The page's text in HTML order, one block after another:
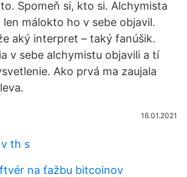
Spomeň si, kto si. Alchymista
len málokto ho v sebe objavil.
aký interpret – taký fanúšik.
v sebe alchymistu objavili a tí
Ako prvá ma zaujala
16.01.2021
th s
na ťažbu bitcoinov